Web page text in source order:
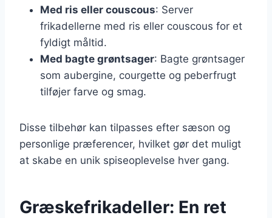
Med ris eller couscous: Server
frikadellerne med ris eller couscous for et
fyldigt måltid.
Med bagte grøntsager: Bagte grøntsager
som aubergine, courgette og peberfrugt
tilføjer farve og smag.
Disse tilbehør kan tilpasses efter sæson og
personlige præferencer, hvilket gør det muligt
at skabe en unik spiseoplevelse hver gang.
Græskefrikadeller: En ret